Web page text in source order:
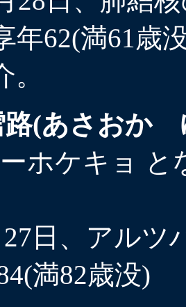
年62(満61歳
(あさおか
ホケキョ
27日、アル
満82歳没)